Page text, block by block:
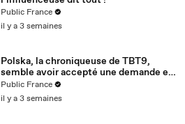
Public France
il y a 3 semaines
Polska, la chroniqueuse de TBT9,
semble avoir accepté une demande en
mariage de son ami créateur de
contenu Anis
Public France
il y a 3 semaines